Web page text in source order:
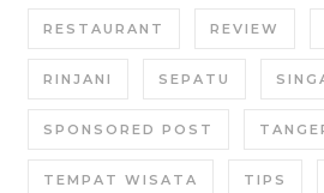
RESTAURANT REVIEW
RINJANI SEPATU
SPONSORED POST
TEMPAT WISATA TIPS